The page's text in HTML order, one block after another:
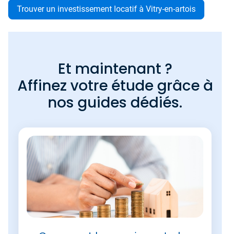
Trouver un investissement locatif à Vitry-en-artois
Et maintenant ?
Affinez votre étude grâce à
nos guides dédiés.